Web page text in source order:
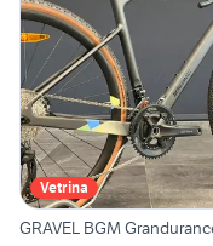
Vetrina
GRAVEL BGM